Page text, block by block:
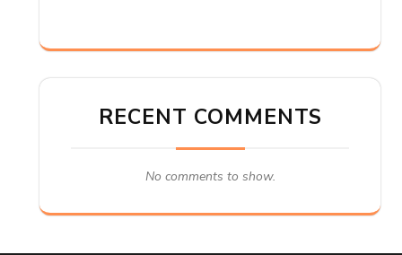
RECENT COMMENTS
No comments to show.